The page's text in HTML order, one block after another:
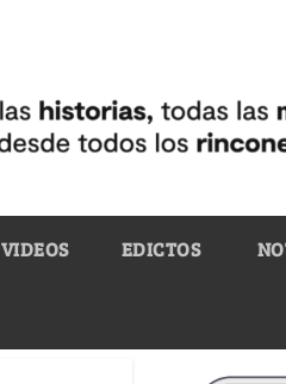
VIDEOS EDICTOS